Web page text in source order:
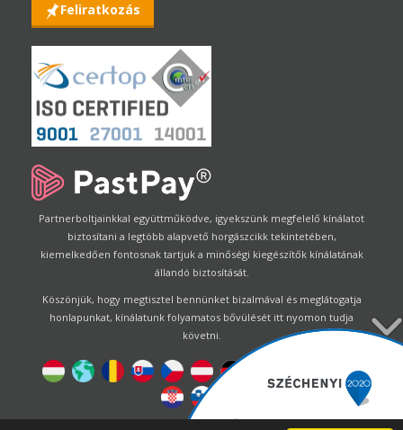
Feliratkozás
Partnerboltjainkkal együttműködve, igyekszünk megfelelő kínálatot
biztosítani a legtöbb alapvető horgászcikk tekintetében,
kiemelkedően fontosnak tartjuk a minőségi kiegészítők kínálatának
állandó biztosítását.
Köszönjük, hogy megtisztel bennünket bizalmával és meglátogatja
honlapunkat, kínálatunk folyamatos bővülését itt nyomon tudja
követni.